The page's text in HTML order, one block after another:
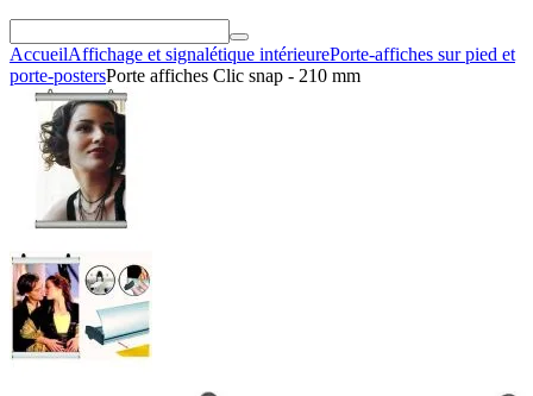
AccueilAffichage et signalétique intérieurePorte-affiches sur pied et
porte-postersPorte affiches Clic snap - 210 mm